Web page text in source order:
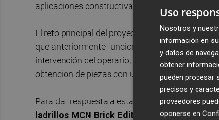
aplicaciones constructivas y arquitectónicas.
El reto principal del proyecto era automatizar
que anteriormente funcionaba mediante
intervención del operario, lo que ralentizaba el
obtención de piezas con una precisión
Para dar respuesta a estas necesidades,
ladrillos MCN Brick Edition
, incorporada a
Uso
Nosotros y
información en
y datos de
obtener
pueden procesar
precisos y
proveedores
oponerse en